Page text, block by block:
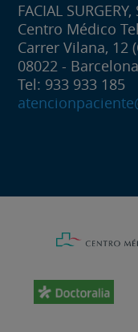
FACIAL SURGERY,
Centro Médico
Carrer Vilana, 12
08022 -
Tel: 933 933 185